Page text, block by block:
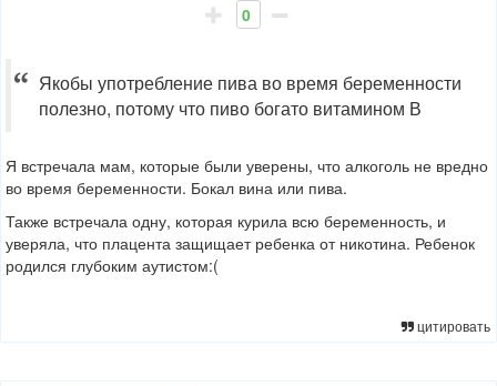
0
Якобы употребление пива во время беременности
полезно, потому что пиво богато витамином В
Я встречала мам, которые были уверены, что алкоголь не вредно
во время беременности. Бокал вина или пива.
Также встречала одну, которая курила всю беременность, и
уверяла, что плацента защищает ребенка от никотина. Ребенок
родился глубоким аутистом:(
цитировать